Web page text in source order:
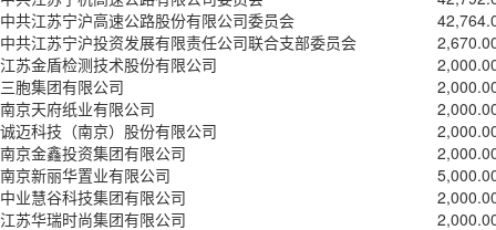
中共江苏宁沪高速公路股份有限公司委员会
中共江苏宁沪投资发展有限责任公司联合支部委员会
江苏金盾检测技术股份有限公司
三胞集团有限公司
南京天府纸业有限公司
诚迈科技（南京）股份有限公司
南京金鑫投资集团有限公司
南京新丽华置业有限公司
中业慧谷科技集团有限公司
江苏华瑞时尚集团有限公司